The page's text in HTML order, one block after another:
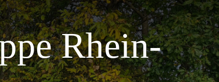
Rhein-